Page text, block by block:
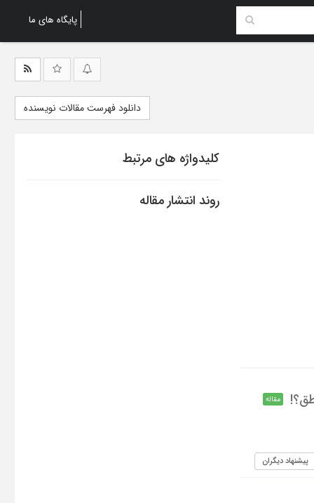
پایگاه های ما
دانلود فهرست مقالات نویسنده
مقاله
پیشنهاد دیگران
کلیدواژه های مرتبط
روند انتشار مقاله